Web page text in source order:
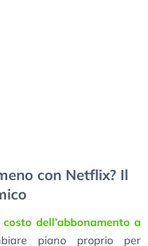
con Netflix? Il
costo dell’abbonamento a
piano proprio per